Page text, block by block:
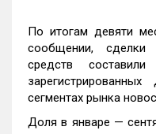
По итогам девяти
сообщении, сделки
средств
сегментах рынка
Доля в январе —